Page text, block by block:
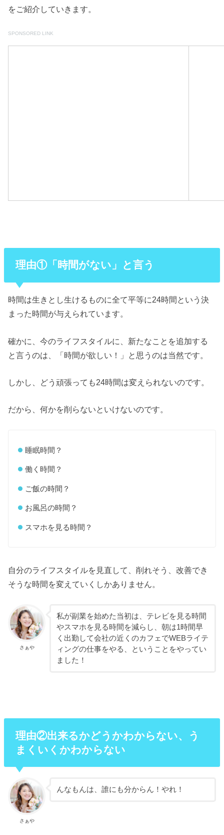
をご紹介していきます。
SPONSORED LINK
理由①「時間がない」と言う
時間は生きとし生けるものに全て平等に24時間という決
まった時間が与えられています。
確かに、今のライフスタイルに、新たなことを追加する
と言うのは、「時間が欲しい！」と思うのは当然です。
しかし、どう頑張っても24時間は変えられないのです。
だから、何かを削らないといけないのです。
睡眠時間？
働く時間？
ご飯の時間？
お風呂の時間？
スマホを見る時間？
自分のライフスタイルを見直して、削れそう、改善でき
そうな時間を変えていくしかありません。
さぁや
私が副業を始めた当初は、テレビを見る時間
やスマホを見る時間を減らし、朝は1時間早
く出勤して会社の近くのカフェでWEBライテ
ィングの仕事をやる、ということをやってい
ました！
理由②出来るかどうかわからない、う
まくいくかわからない
さぁや
んなもんは、誰にも分からん！やれ！